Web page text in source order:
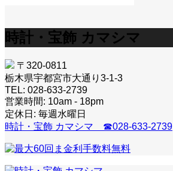
時計・宝飾 カマシマ
〒320-0811
栃木県宇都宮市大通り3-1-3
TEL: 028-633-2739
営業時間: 10am - 18pm
定休日: 毎週水曜日
時計・宝飾 カマシマ ☎028-633-2739